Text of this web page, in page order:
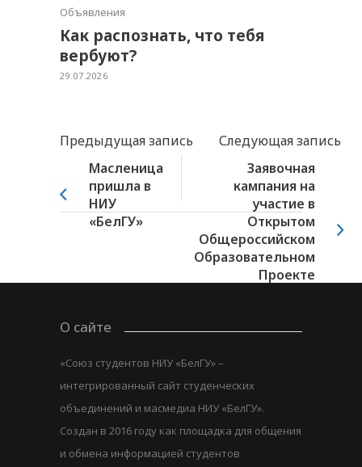
Объявления
Как распознать, что тебя
вербуют?
29.07.2026
Предыдущая запись
Следующая запись
Масленица
пришла в
НИУ
«БелГУ»
Заявочная
кампания на
участие в
Открытом
Общероссийском
Образовательном
Проекте
О сайте
«Союз студентов НИУ «БелГУ» –
интегрированный сайт студенческих
объединений и масмедиа НИУ «БелГУ».
Создан в 2016 году как площадка для общения
и обмена информацией студентов